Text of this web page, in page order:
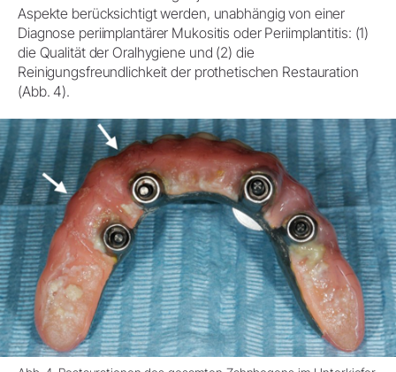
Aspekte berücksichtigt werden, unabhängig von einer
Diagnose periimplantärer Mukositis oder Periimplantitis: (1)
die Qualität der Oralhygiene und (2) die
Reinigungsfreundlichkeit der prothetischen Restauration
(Abb. 4).